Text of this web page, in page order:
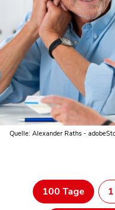
Quelle: Alexander Raths -
100 Tage